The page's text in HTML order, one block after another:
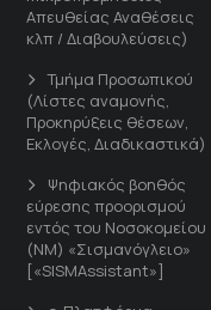
Απευθείας Αναθέσεις
κλπ / Διαβουλεύσεις)
Τμήμα Προσωπικού
(Λίστες αναμονής,
Προκηρύξεις θέσεων,
Εκλογές, Διαδικαστικά)
Ψηφιακός βοηθός
εύρεσης προορισμού
εντός του Νοσοκομείου
(ΝΜ) «Σισμανόγλειο»
[«SISMAssistant»]